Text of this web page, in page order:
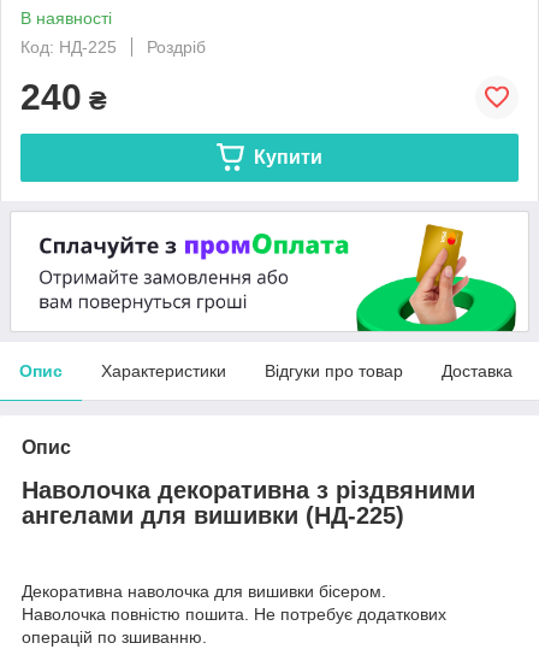
В наявності
Код: НД-225
Роздріб
240 ₴
Купити
Опис Характеристики Відгуки про товар Доставка
Опис
Наволочка декоративна з різдвяними
ангелами для вишивки (НД-225)
Декоративна наволочка для вишивки бісером.
Наволочка повністю пошита. Не потребує додаткових
операцій по зшиванню.